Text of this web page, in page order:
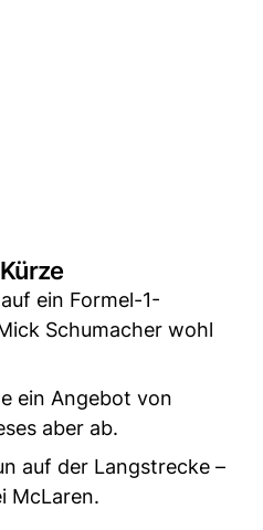
ein Formel-1-
Schumacher wohl
ein Angebot von
aber ab.
auf der Langstrecke –
McLaren.